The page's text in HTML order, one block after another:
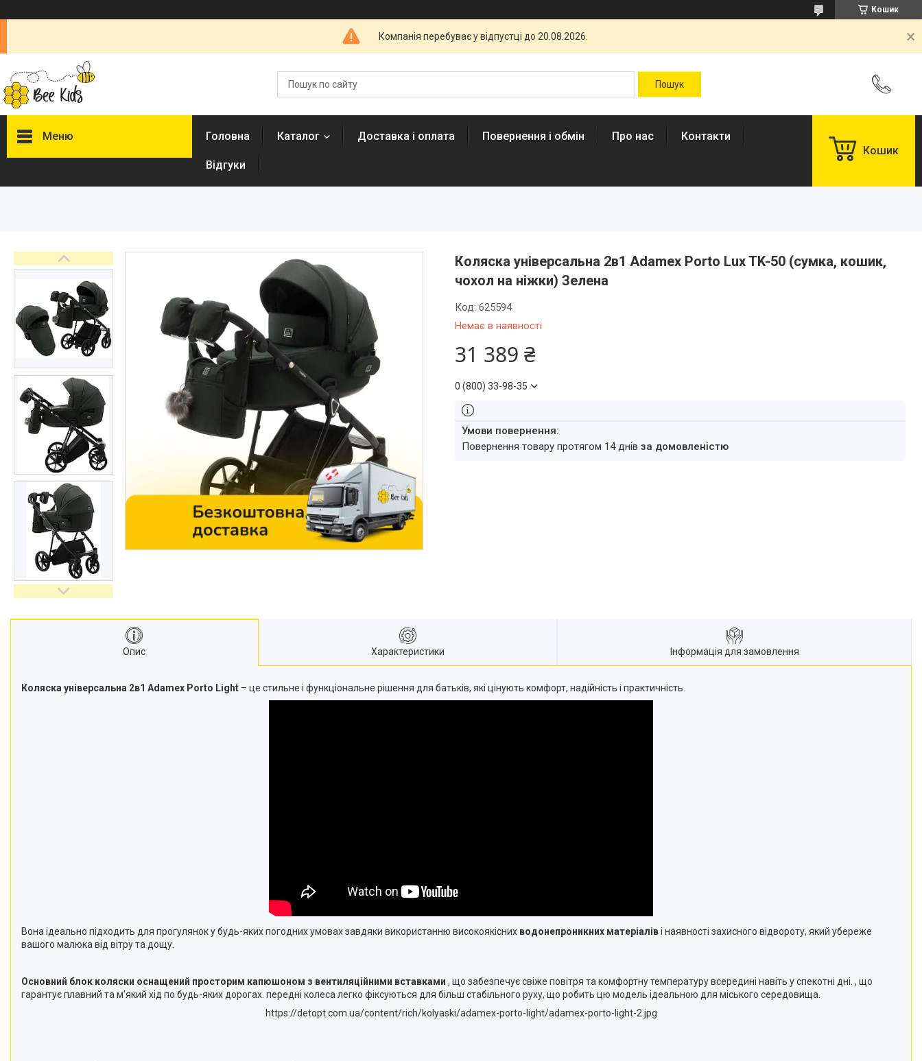
Кошик
Компанія перебуває у відпустці до 20.08.2026.
Меню
Документи
Відгуки
Контакти
Головна Каталог Доставка і оплата Повернення і обмін Про нас Контакти
Відгуки
Кошик
Коляска універсальна 2в1 Adamex Porto Lux TK-50 (сумка, кошик,
чохол на ніжки) Зелена
Немає в наявності
Код: 625594
31 389 ₴
0 (800) 33-98-35
повернення товару протягом 14 днів за домовленістю
Опис Характеристики Інформація для замовлення
Коляска універсальна 2в1 Adamex Porto Light – це стильне і функціональне рішення для батьків, які цінують комфорт, надійність і практичність.
Вона ідеально підходить для прогулянок у будь-яких погодних умовах завдяки використанню високоякісних водонепроникних матеріаліві наявності захисного відвороту, який убереже
вашого малюка від вітру та дощу.
Основний блок коляски оснащений просторим капюшоном з вентиляційними вставками , що забезпечує свіже повітря та комфортну температуру всередині навіть у спекотні дні. , що
гарантує плавний та м'який хід по будь-яких дорогах. передні колеса легко фіксуються для більш стабільного руху, що робить цю модель ідеальною для міського середовища.
https://detopt.com.ua/content/rich/kolyaski/adamex-porto-light/adamex-porto-light-2.jpg